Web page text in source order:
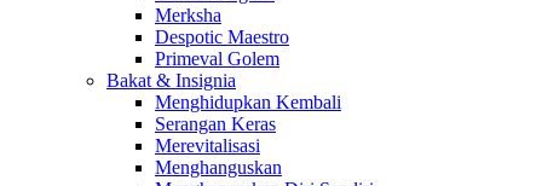
Merksha
Despotic Maestro
Primeval Golem
Bakat & Insignia
Menghidupkan Kembali
Serangan Keras
Merevitalisasi
Menghanguskan